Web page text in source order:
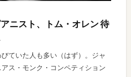
ニスト、トム・オレン 待
ていた人も多い（はず）。ジャ
ス・モンク・コンペティション